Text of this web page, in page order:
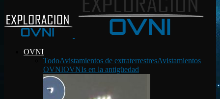
OVNI
TodoAvistamientos de extraterrestresAvistamientos
OVNIOVNIs en la antigüedad